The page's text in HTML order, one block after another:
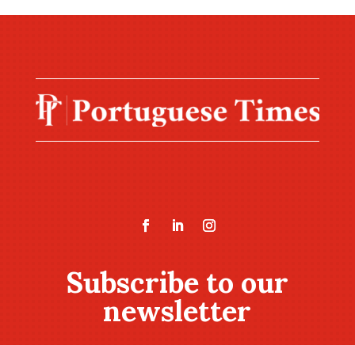
Subscribe to our
newsletter